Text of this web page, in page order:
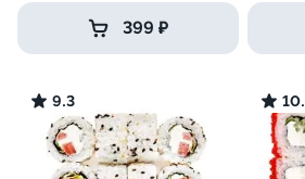
399 ₽
9.3